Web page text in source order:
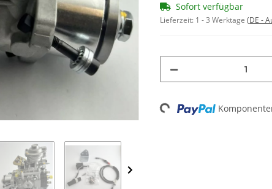
Sofort verfügbar
Lieferzeit: 1 - 3 Werktage (DE -
Loading...